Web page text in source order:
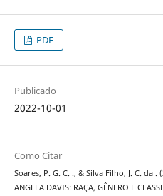
PDF
Publicado
2022-10-01
Como Citar
Soares, P. G. C. ., & Silva Filho, J. C. da .
ANGELA DAVIS: RAÇA, GÊNERO E